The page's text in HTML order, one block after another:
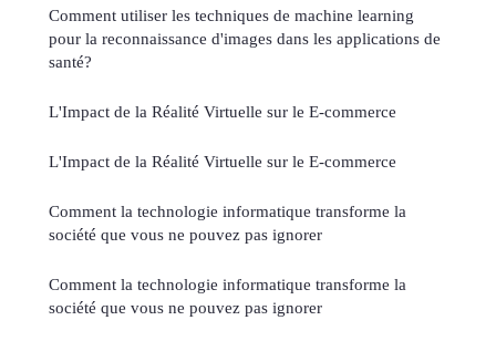
Comment utiliser les techniques de machine learning
pour la reconnaissance d'images dans les applications de
santé?
L'Impact de la Réalité Virtuelle sur le E-commerce
L'Impact de la Réalité Virtuelle sur le E-commerce
Comment la technologie informatique transforme la
société que vous ne pouvez pas ignorer
Comment la technologie informatique transforme la
société que vous ne pouvez pas ignorer